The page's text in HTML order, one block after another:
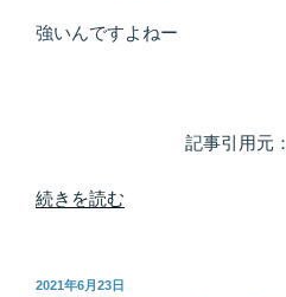
強いんですよねー
記事引用元：
“６
５
続きを読む
投
2021年6月23日